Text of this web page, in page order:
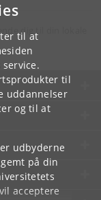
til at
til
uddannelser
og til at
udbyderne
på din
acceptere
dig til din lokale